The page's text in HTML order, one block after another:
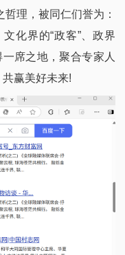
哲理，被同仁们誉为：
文化界的“政客”、政界
席之地，聚合专家人
赢美好未来!